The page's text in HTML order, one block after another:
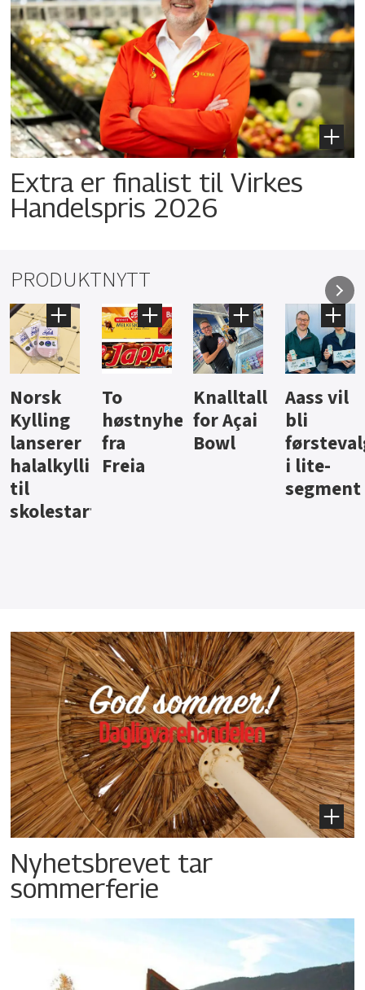
Extra er finalist til Virkes
Handelspris 2026
PRODUKTNYTT
Knalltall
for Açai
Bowl
Aass vil
bli
førstevalg
i lite-
Brus og
jus fra
Berentsen
Hard
iste fra
Hansa
Nyhetsbrevet tar
sommerferie